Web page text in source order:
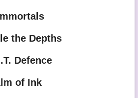
the Depths
Defence
of Ink